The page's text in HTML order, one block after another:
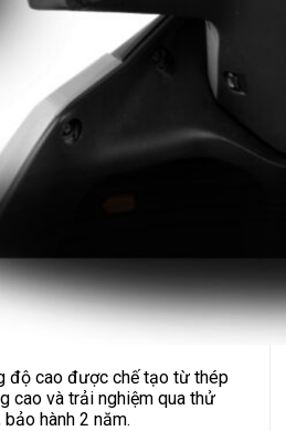
độ cao được chế tạo từ thép
cao và trải nghiệm qua thử
hành 2 năm.